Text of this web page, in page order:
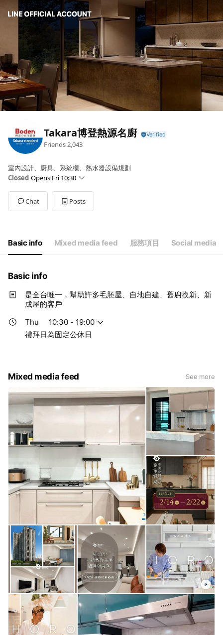
Takara博登熱源名廚
Friends2,043
室內設計、廚具、系統櫃、熱水器設備規劃
Closed Opens Fri 10:30
SunClosed
Mon10:30 - 19:00
Tue
10:30 - 19:00
Sat10:30 - 19:00
禮拜日為固定公休日
Chat Posts
Basic info Mixed media feed 服務項目 Social media
Basic info
是全台唯一，幫助許多毛胚屋、自地自建、舊廚換新、新
成屋的客戶
Thu
10:30 - 19:00
禮拜日為固定公休日
Mixed media feed See more